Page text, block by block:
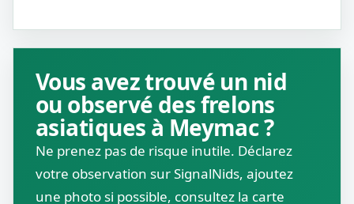
Vous avez trouvé un nid
ou observé des frelons
asiatiques à Meymac ?
Ne prenez pas de risque inutile. Déclarez
votre observation sur SignalNids, ajoutez
une photo si possible, consultez la carte